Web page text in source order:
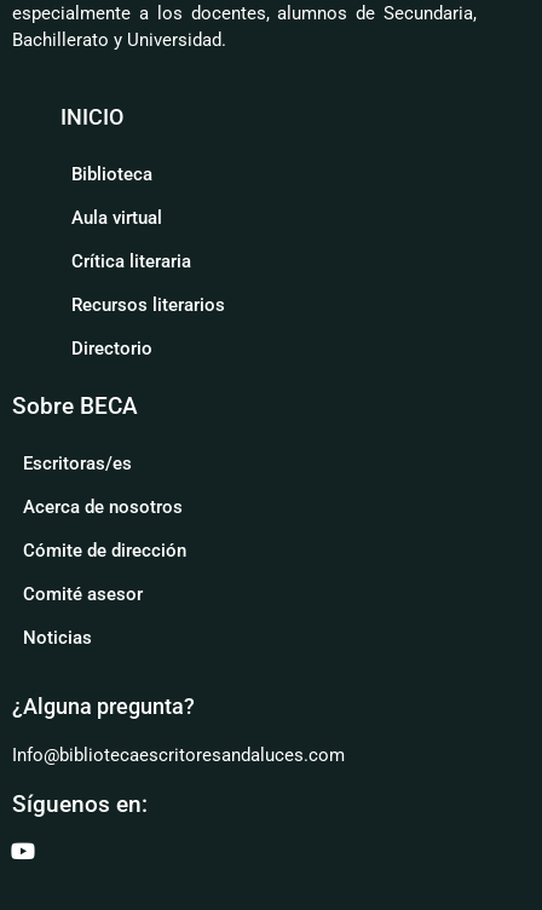
especialmente a los docentes, alumnos de Secundaria,
Bachillerato y Universidad.
INICIO
Biblioteca
Aula virtual
Crítica literaria
Recursos literarios
Directorio
Sobre BECA
Escritoras/es
Acerca de nosotros
Cómite de dirección
Comité asesor
Noticias
¿Alguna pregunta?
Info@bibliotecaescritoresandaluces.com
Síguenos en: